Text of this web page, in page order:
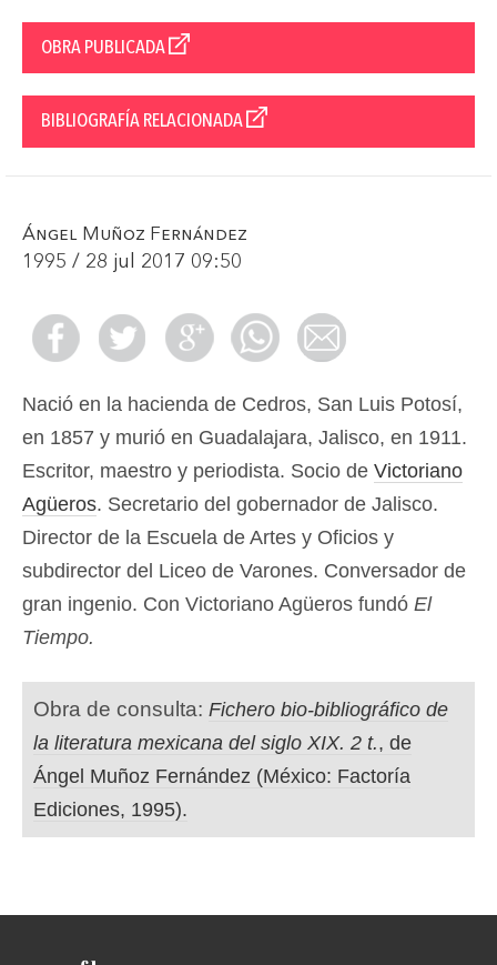
OBRA PUBLICADA
BIBLIOGRAFÍA RELACIONADA
Ángel Muñoz Fernández
1995 / 28 jul 2017 09:50
Nació en la hacienda de Cedros, San Luis Potosí,
en 1857 y murió en Guadalajara, Jalisco, en 1911.
Escritor, maestro y periodista. Socio de Victoriano
Agüeros. Secretario del gobernador de Jalisco.
Director de la Escuela de Artes y Oficios y
subdirector del Liceo de Varones. Conversador de
gran ingenio. Con Victoriano Agüeros fundó El
Tiempo.
Obra de consulta: Fichero bio-bibliográfico de
la literatura mexicana del siglo XIX. 2 t., de
Ángel Muñoz Fernández (México: Factoría
Ediciones, 1995).